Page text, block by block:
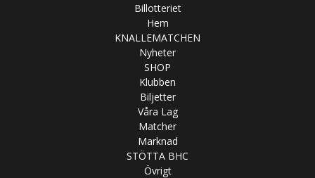
Billotteriet
Hem
KNALLEMATCHEN
Nyheter
SHOP
Klubben
Biljetter
Våra Lag
Matcher
Marknad
STÖTTA BHC
Övrigt